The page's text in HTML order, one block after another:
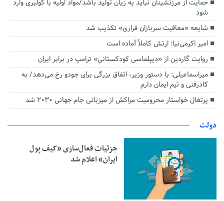
حمایت از مرزنشینان نباید به زیان تولید باشد/مواد اولیه با کولبری وارد
شود
شایعه «معافیت سربازان فراری» تکذیب شد
امیر اکرمی‌نیا: ارتش کاملاً آماده است
روایت گاردین از «دیپلماسی کودکستانی» ترامپ در برابر ایران
میراسماعیلی: با دستور وزیر، اتفاق بزرگی برای جودو رخ می‌دهد/ به
کادرفنی و تیم ایمان دارم
پرتغال خواستار محرومیت مراکش از میزبانی جام جهانی ۲۰۳۰ شد
دولت
جزئیات فعال‌سازی «کیف پول
ایران» اعلام شد